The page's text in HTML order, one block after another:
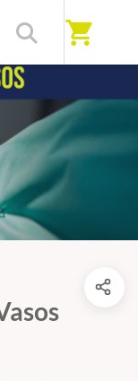
shopping_cart